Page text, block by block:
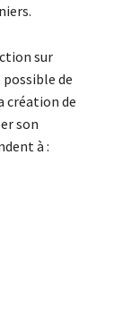
sur
de
création de
son
à :